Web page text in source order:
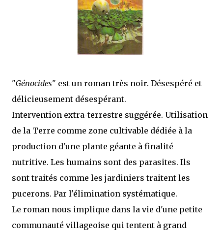
mettre sous tous les yeux. C'est cela...
"Génocides" est un roman très noir. Désespéré et
délicieusement désespérant.
Intervention extra-terrestre suggérée. Utilisation
de la Terre comme zone cultivable dédiée à la
production d'une plante géante à finalité
nutritive. Les humains sont des parasites. Ils
sont traités comme les jardiniers traitent les
pucerons. Par l'élimination systématique.
Le roman nous implique dans la vie d'une petite
communauté villageoise qui tentent à grand